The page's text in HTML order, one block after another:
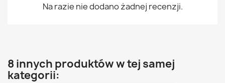
Na razie nie dodano żadnej recenzji.
8 innych produktów w tej samej
kategorii: